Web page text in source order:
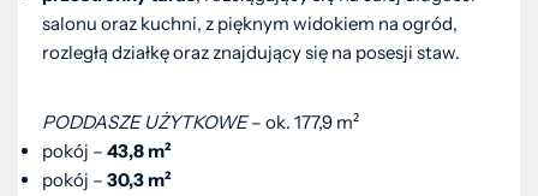
salonu oraz kuchni, z pięknym widokiem na ogród,
rozległą działkę oraz znajdujący się na posesji staw.
PODDASZE UŻYTKOWE– ok. 177,9 m²
pokój – 43,8 m²
pokój – 30,3 m²